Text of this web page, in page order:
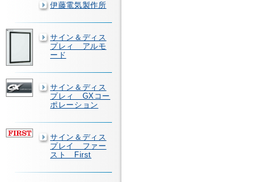
伊藤電気製作所
サイン＆ディス
プレィ アルモ
ード
サイン＆ディス
プレィ GXコー
ポレーション
サイン＆ディス
プレイ ファー
スト First